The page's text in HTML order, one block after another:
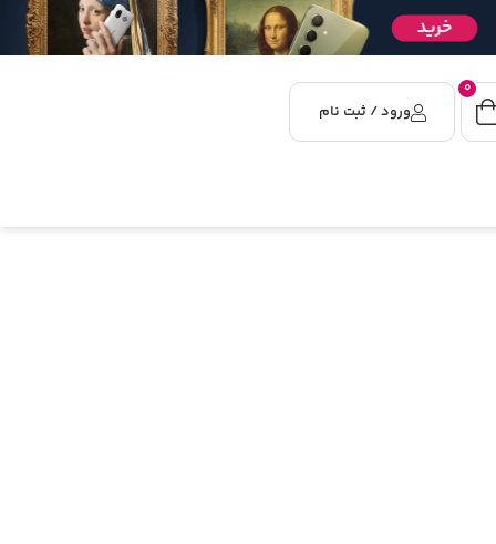
0
ورود / ثبت نام